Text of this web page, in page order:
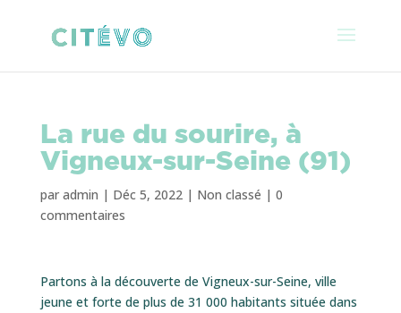
La rue du sourire, à
Vigneux-sur-Seine (91)
par admin | Déc 5, 2022| Non classé | 0
commentaires
Partons à la découverte de Vigneux-sur-Seine, ville
jeune et forte de plus de 31 000 habitants située dans